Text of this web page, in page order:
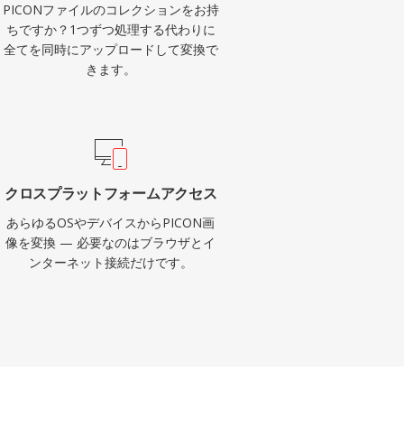
PICONファイルのコレクションをお持
ちですか？1つずつ処理する代わりに
全てを同時にアップロードして変換で
きます。
クロスプラットフォームアクセス
あらゆるOSやデバイスからPICON画
像を変換 — 必要なのはブラウザとイ
ンターネット接続だけです。